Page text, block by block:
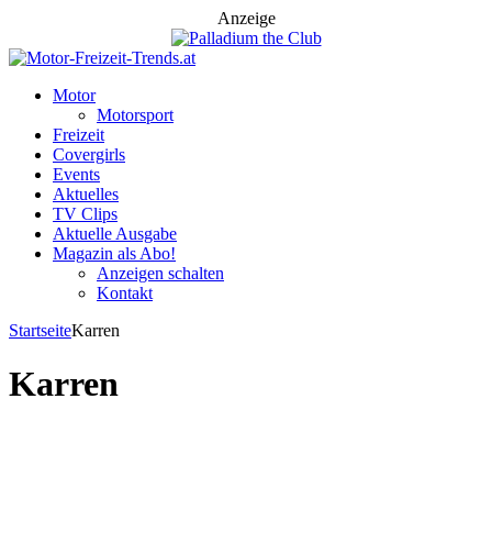
Anzeige
Motor
Motorsport
Freizeit
Covergirls
Events
Aktuelles
TV Clips
Aktuelle Ausgabe
Magazin als Abo!
Anzeigen schalten
Kontakt
StartseiteKarren
Karren